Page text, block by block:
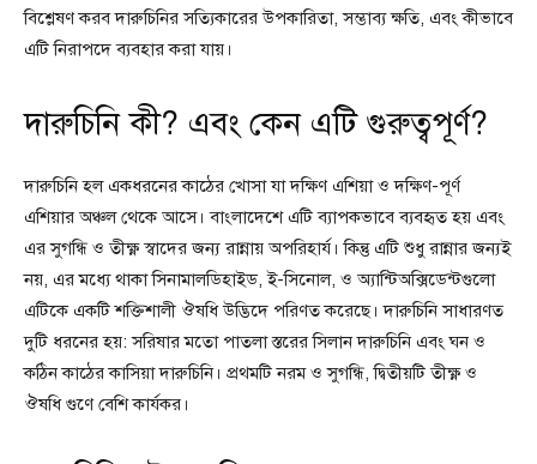
বিশ্লেষণ করব দারুচিনির সত্যিকারের উপকারিতা, সম্ভাব্য ক্ষতি, এবং কীভাবে
এটি নিরাপদে ব্যবহার করা যায়।
দারুচিনি কী? এবং কেন এটি গুরুত্বপূর্ণ?
দারুচিনি হল একধরনের কাঠের খোসা যা দক্ষিণ এশিয়া ও দক্ষিণ-পূর্ণ
এশিয়ার অঞ্চল থেকে আসে। বাংলাদেশে এটি ব্যাপকভাবে ব্যবহৃত হয় এবং
এর সুগন্ধি ও তীক্ষ্ণ স্বাদের জন্য রান্নায় অপরিহার্য। কিন্তু এটি শুধু রান্নার জন্যই
নয়, এর মধ্যে থাকা সিনামালডিহাইড, ই-সিনোল, ও অ্যান্টিঅক্সিডেন্টগুলো
এটিকে একটি শক্তিশালী ঔষধি উদ্ভিদে পরিণত করেছে। দারুচিনি সাধারণত
দুটি ধরনের হয়: সরিষার মতো পাতলা স্তরের সিলান দারুচিনি এবং ঘন ও
কঠিন কাঠের কাসিয়া দারুচিনি। প্রথমটি নরম ও সুগন্ধি, দ্বিতীয়টি তীক্ষ্ণ ও
ঔষধি গুণে বেশি কার্যকর।